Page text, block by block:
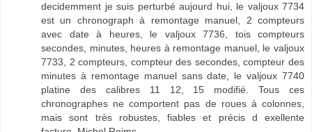
decidemment je suis perturbé aujourd hui, le valjoux 7734
est un chronograph à remontage manuel, 2 compteurs
avec date à heures, le valjoux 7736, tois compteurs
secondes, minutes, heures à remontage manuel, le valjoux
7733, 2 compteurs, compteur des secondes, compteur des
minutes à remontage manuel sans date, le valjoux 7740
platine des calibres 11 12, 15 modifié. Tous ces
chronographes ne comportent pas de roues à colonnes,
mais sont très robustes, fiables et précis d exellente